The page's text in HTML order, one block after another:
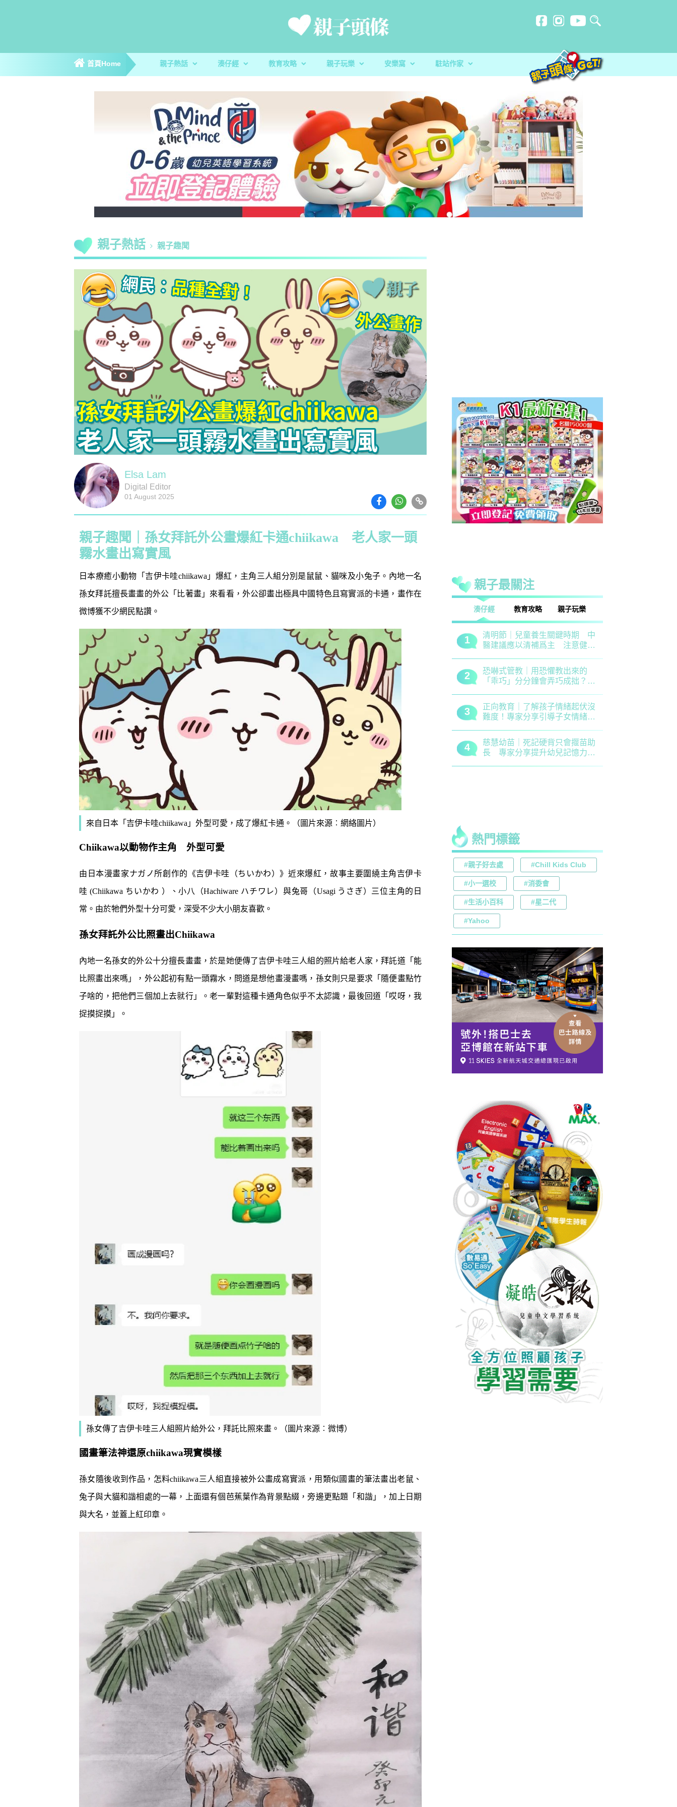
首頁Home 親子熱話
親子新聞
親子趣聞
爸媽專訪
著數優惠
殘酷虐兒｜5歲男童餓死虐待案 母判囚22年！官斥殘忍刻意施
湊仔經
新手爸媽
醫健爸媽
家庭關係
毛孩子
教養心得
AI世代｜AI都可以幫手？讓小朋友在暑假保持學習動力與健康體
教育攻略
校園生活
升學指南
樂善堂梁銶琚學校（分校）｜女教師奪行政長官卓越教學獎 肯
親子玩樂
親子飲食
親子玩意
心測開箱
玩具圖書館｜車車迷必玩必讀！小卡車系列繪本 + 遊戲
安樂窩
生活小百科
蔬菜貯存｜食前先好洗？食安中心教路自製冷藏蔬菜做1步驟更
駐站作家
「大粒 MAC 教室」閱讀計劃及「語文的生命」書櫃捐贈計劃
香港小童群益會
慈慧幼苗
辰民爸爸
ALLIE保寶小教室
DR-MAX教材大王
D MIND & THE PRINCE
更多作家
AI世代｜AI都可以幫手？讓小朋友在暑假保持學習動力與健康體
親子熱話 親子趣聞
Elsa Lam
Digital Editor
01 August 2025
親子趣聞｜孫女拜託外公畫爆紅卡通chiikawa 老人家一頭
霧水畫出寫實風
日本療癒小動物「吉伊卡哇chiikawa」爆紅，主角三人組分別是鼠鼠、貓咪及小兔子。內地一名
孫女拜託擅長畫畫的外公「比著畫」來看看，外公卻畫出極具中國特色且寫實派的卡通，畫作在
微博獲不少網民點讚。
來自日本「吉伊卡哇chiikawa」外型可愛，成了爆紅卡通。（圖片來源︰網絡圖片）
Chiikawa以動物作主角 外型可愛
由日本漫畫家ナガノ所創作的《吉伊卡哇（ちいかわ）》近來爆紅，故事主要圍繞主角吉伊卡
哇 (Chiikawa ちいかわ ）、小八（Hachiware ハチワレ）與兔哥（Usagi うさぎ）三位主角的日
常。 由於牠們外型十分可愛，深受不少大小朋友喜歡。
孫女拜託外公比照畫出Chiikawa
內地一名孫女的外公十分擅長畫畫，於是她便傳了吉伊卡哇三人組的照片給老人家，拜託道「能
比照畫出來嗎」，外公起初有點一頭霧水，問道是想他畫漫畫嗎，孫女則只是要求「隨便畫點竹
子啥的，把他們三個加上去就行」。老一輩對這種卡通角色似乎不太認識，最後回道「哎呀，我
捉摸捉摸」。
孫女傳了吉伊卡哇三人組照片給外公，拜託比照來畫。（圖片來源︰微博）
國畫筆法神還原chiikawa現實模樣
孫女隨後收到作品，怎料chiikawa三人組直接被外公畫成寫實派，用類似國畫的筆法畫出老鼠、
兔子與大貓和諧相處的一幕，上面還有個芭蕉葉作為背景點綴，旁邊更點題「和諧」，加上日期
與大名，並蓋上紅印章。
親子最關注
湊仔經 教育攻略 親子玩樂
防潮濕｜日本專家教家居防霉菌
小貼士 風扇擺位有技巧 這件
吸濕法寶不能缺 ！
2
生活小百科｜洗碗後海綿上殘留
泡泡有無問題？ 日本家居清潔大
牌這樣回應！
3
除霉菌貼士｜4大對付天花板+牆
身發霉方法 漂白水是抽濕除霉
法寶？！
4
白襪救星｜開洗衣機前用一物浸
泡 成份天然令白襪光潔如新？
清潔小貼士｜塑膠保鮮盒洗極都
有味 日本人分享3大除味法寶
1
第十七屆「香港盃外交知識競
賽」報名反應熱烈 參賽學校學
生人數再創歷史新高！
免費參加｜2025-26「田叔叔英
語閱讀計劃」正式公開招募！累
積受惠達118,000家庭
女青研究近半SEN兒童家長曾遭
不友善對待 家長︰望旁觀者包
容勿放上網公審
4
親子熱話｜幼稚園門外現「BB
車龍」！網民：細到唔識行？
5
11.1起未滿8歲及身高1.35米以
下兒童 坐私家車須強制用兒童
座椅
1
清明節｜兒童養生關鍵時期 中
醫建議應以清補爲主 注意健脾
2
恐嚇式管教｜用恐懼教出來的
「乖巧」分分鐘會弄巧成拙？專
3
正向教育｜了解孩子情緒起伏沒
難度！專家分享引導子女情緒降
4
慈慧幼苗｜死記硬背只會揠苗助
長 專家分享提升幼兒記憶力5
熱門標籤
#親子好去處 #Chill Kids Club
#小一選校 #消委會
#生活小百科 #星二代
#Yahoo